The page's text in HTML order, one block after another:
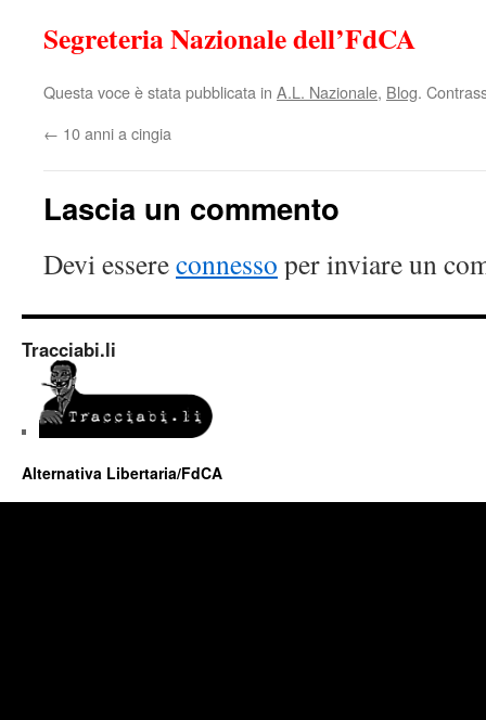
Segreteria Nazionale dell’FdCA
Questa voce è stata pubblicata in A.L. Nazionale, Blog.
← 10 anni a cingia
Lascia un commento
Devi essereconnesso per inviare un
Tracciabi.li
Alternativa Libertaria/FdCA